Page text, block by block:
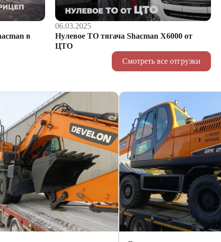
в
06.03.2025
Нулевое ТО тягача Shacman Х6000 от
ЦТО
Смотреть все отгрузки